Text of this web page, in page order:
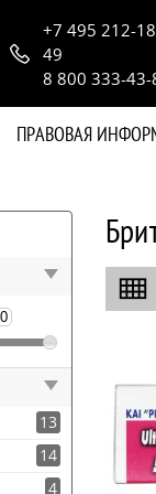
+7 495 212-
49
8 800 333-43-
ПРАВОВАЯ
13
14
4